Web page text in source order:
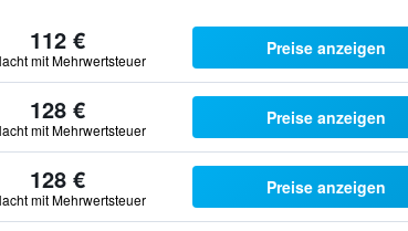
112 €
mit Mehrwertsteuer
Preise anzeigen
128 €
mit Mehrwertsteuer
Preise anzeigen
128 €
mit Mehrwertsteuer
Preise anzeigen